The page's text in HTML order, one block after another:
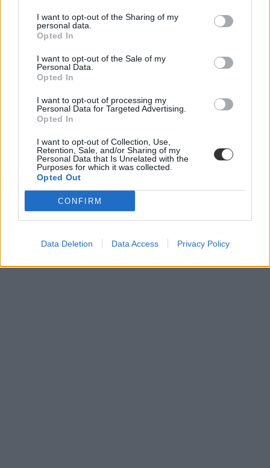
I want to opt-out of the Sharing of my
personal data.
Opted In
I want to opt-out of the Sale of my
Personal Data.
Opted In
I want to opt-out of processing my
Personal Data for Targeted Advertising.
Opted In
I want to opt-out of Collection, Use,
Retention, Sale, and/or Sharing of my
Personal Data that Is Unrelated with the
Purposes for which it was collected.
Opted Out
CONFIRM
Data Deletion Data Access Privacy Policy
diplomás pályakövetés
friss diplomások
pályakezdés